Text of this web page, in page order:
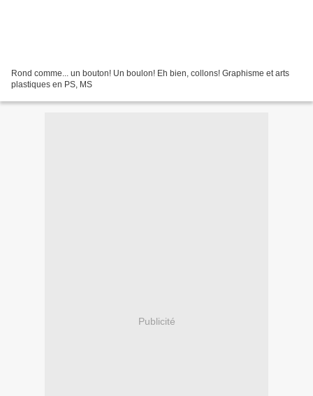
Rond comme... un bouton! Un boulon! Eh bien, collons! Graphisme et arts
plastiques en PS, MS
Publicité